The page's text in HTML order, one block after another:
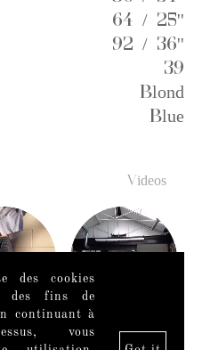
64 / 25''
92 / 36''
39
Blond
Blue
Videos
des cookies
des fins de
continuant à
vous